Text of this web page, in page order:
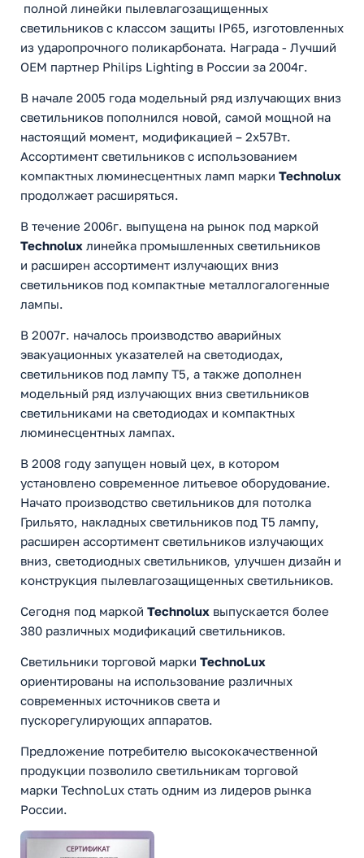
полной линейки пылевлагозащищенных
светильников с классом защиты IP65, изготовленных
из ударопрочного поликарбоната. Награда - Лучший
OEM партнер Philips Lighting в России за 2004г.
В начале 2005 года модельный ряд излучающих вниз
светильников пополнился новой, самой мощной на
настоящий момент, модификацией – 2х57Вт.
Ассортимент светильников с использованием
компактных люминесцентных ламп марки Technolux
продолжает расширяться.
В течение 2006г. выпущена на рынок под маркой
Technolux линейка промышленных светильников
и расширен ассортимент излучающих вниз
светильников под компактные металлогалогенные
лампы.
В 2007г. началось производство аварийных
эвакуационныx указателей на светодиодах,
светильников под лампу Т5, а также дополнен
модельный ряд излучающих вниз светильников
светильниками на светодиодах и компактных
люминесцентных лампах.
В 2008 году запущен новый цех, в котором
установлено современное литьевое оборудование.
Начато производство светильников для потолка
Грильято, накладных светильников под Т5 лампу,
расширен ассортимент светильников излучающих
вниз, светодиодных светильников, улучшен дизайн и
конструкция пылевлагозащищенных светильников.
Сегодня под маркой Technolux выпускается более
380 различных модификаций светильников.
Светильники торговой марки TechnoLux
ориентированы на использование различных
современных источников света и
пускорегулирующих аппаратов.
Предложение потребителю высококачественной
продукции позволило светильникам торговой
марки TechnoLux стать одним из лидеров рынка
России.